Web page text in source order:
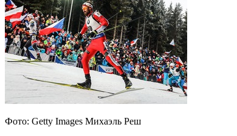
Фото: Getty Images Михаэль Реш